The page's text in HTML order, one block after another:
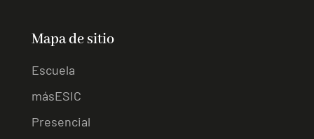
Mapa de sitio
Escuela
másESIC
Presencial